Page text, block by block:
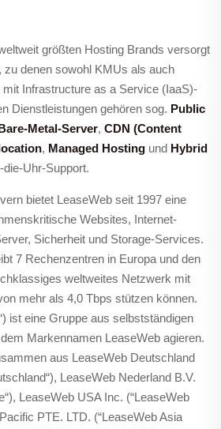
größten Hosting Brands versorgt
zu denen sowohl KMUs als auch
Infrastructure as a Service (IaaS)-
Dienstleistungen gehören sog. Public
Metal-Server, CDN (Content
, Managed Hosting und Hybrid
Uhr-Support.
bietet LeaseWeb seit 1997 eine
Websites, Internet-
Sicherheit und Storage-Services.
7 Rechenzentren in Europa und den
weltweites Netzwerk mit
mehr als 4,0 Tbps stützen können.
ist eine Gruppe aus selbstständigen
Markennamen LeaseWeb agieren.
aus LeaseWeb Deutschland
LeaseWeb Nederland B.V.
LeaseWeb USA Inc. (“LeaseWeb
PTE. LTD. (“LeaseWeb Asia